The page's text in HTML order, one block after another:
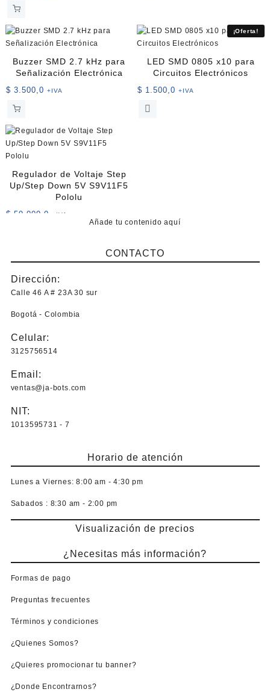
Buzzer SMD 2.7 kHz para
Señalización Electrónica
$ 3.500,0 +IVA
¡Oferta!
LED SMD 0805 x10 para
Circuitos Electrónicos
$ 1.500,0 +IVA
Este
elegir
página
Regulador de Voltaje Step
Up/Step Down 5V S9V11F5
Pololu
$ 59.000,0 +IVA
Añade tu contenido aquí
CONTACTO
Dirección:
Calle 46 A # 23A 30 sur
Bogotá - Colombia
Celular:
3125756514
Email:
ventas@ja-bots.com
NIT:
1013595731 - 7
Horario de atención
Lunes a Viernes: 8:00 am - 4:30 pm
Sabados : 8:30 am - 2:00 pm
Visualización de precios
¿Necesitas más información?
Formas de pago
Preguntas frecuentes
Términos y condiciones
¿Quienes Somos?
¿Quieres promocionar tu banner?
¿Donde Encontrarnos?